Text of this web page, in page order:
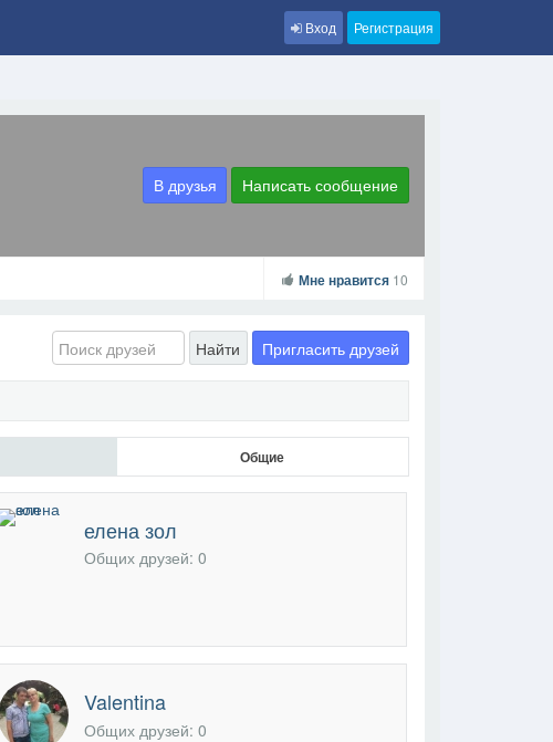
Вход Регистрация
В друзья Написать сообщение
В друзья Фото
Мне нравится 10
Найти Пригласить друзей
Общие
елена зол
Общих друзей: 0
Valentina
Общих друзей: 0